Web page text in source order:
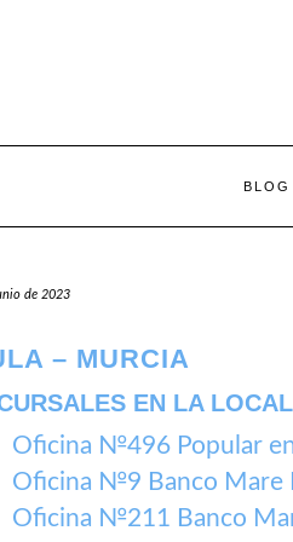
BLOG
de 2023
– MURCIA
EN LA
Oficina №496 Popular
Oficina №9 Banco Mare
Oficina №211 Banco